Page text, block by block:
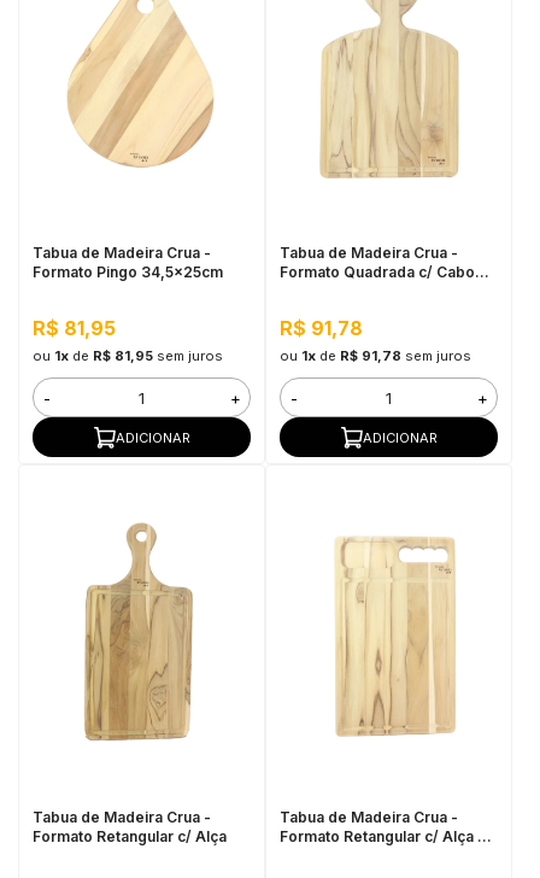
Tabua de Madeira Crua -
Formato Pingo 34,5x25cm
R$ 81,95
ou 1xde R$ 81,95 sem juros
- +
ADICIONAR
Tabua de Madeira Crua -
Formato Quadrada c/ Cabo
R$ 91,78
ou 1xde R$ 91,78 sem juros
- +
ADICIONAR
Tabua de Madeira Crua -
Formato Retangular c/ Alça
Tabua de Madeira Crua -
Formato Retangular c/ Alça e